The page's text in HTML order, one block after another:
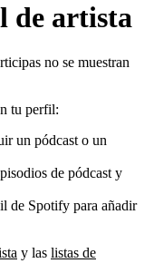
de artista
no se muestran
tu perfil:
un pódcast o un
de pódcast y
de Spotify para añadir
y las listas de